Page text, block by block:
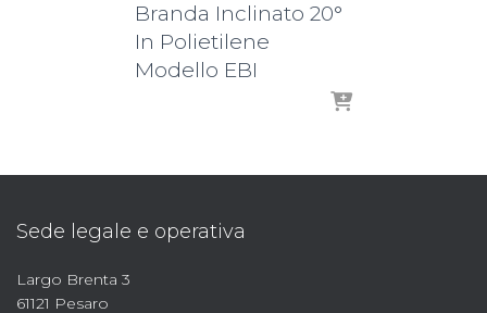
Branda Inclinato 20°
In Polietilene
Modello EBI
Sede legale e operativa
Largo Brenta 3
61121 Pesaro